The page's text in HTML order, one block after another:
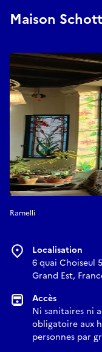
Maison Schott
Ramelli
Localisation
6 quai Choiseul
Grand Est,
Accès
Ni sanitaires ni
obligatoire aux
personnes par